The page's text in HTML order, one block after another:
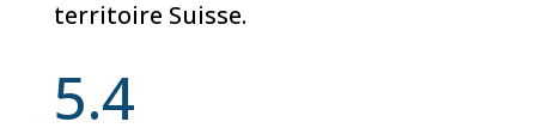
territoire Suisse.
5.4